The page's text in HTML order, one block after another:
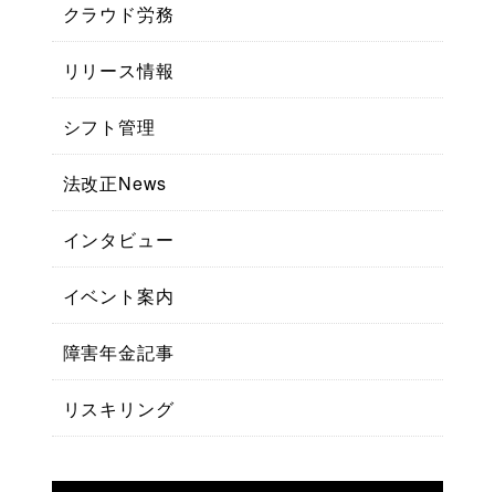
クラウド労務
リリース情報
シフト管理
法改正News
インタビュー
イベント案内
障害年金記事
リスキリング